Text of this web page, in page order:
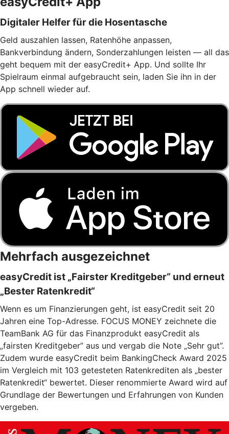
Digitaler Helfer für die Hosentasche
Geld auszahlen lassen, Ratenhöhe anpassen,
Bankverbindung ändern, Sonderzahlungen leisten — all das
geht bequem mit der easyCredit+ App. Und sollte Ihr
Spielraum einmal aufgebraucht sein, laden Sie ihn in der
App schnell wieder auf.
Mehrfach ausgezeichnet
easyCredit ist „Fairster Kreditgeber“ und erneut
„Bester Ratenkredit“
Wenn es um Finanzierungen geht, ist easyCredit seit 20
Jahren eine Top-Adresse. FOCUS MONEY zeichnete die
TeamBank AG für das Finanzprodukt easyCredit als
„fairsten Kreditgeber” aus und vergab die Note „Sehr gut”.
Zudem wurde easyCredit beim BankingCheck Award 2025
im Vergleich mit 103 getesteten Ratenkrediten als „bester
Ratenkredit“ bewertet. Dieser renommierte Award wird auf
Grundlage der Bewertungen und Erfahrungen von Kunden
vergeben.